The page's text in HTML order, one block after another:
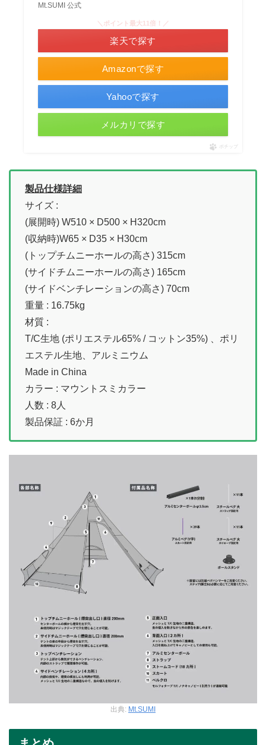
Mt.SUMI 公式
Amazonで探す
＼ポイント最大11倍！／
楽天で探す
Yahooで探す
メルカリで探す
ポチップ
製品仕様詳細
サイズ :
(展開時) W510 × D500 × H320cm
(収納時)W65 × D35 × H30cm
(トップチムニーホールの高さ) 315cm
(サイドチムニーホールの高さ) 165cm
(サイドベンチレーションの高さ) 70cm
重量 : 16.75kg
材質 :
T/C生地 (ポリエステル65% / コットン35%) 、ポリ
エステル生地、アルミニウム
Made in China
カラー : マウントスミカラー
人数 : 8人
製品保証 : 6か月
出典: Mt.SUMI